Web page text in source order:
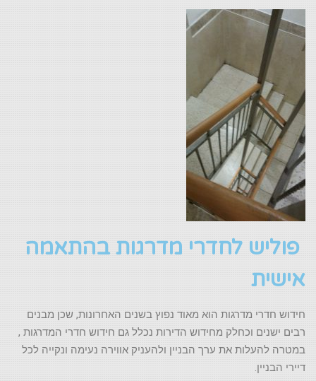
פוליש לחדרי מדרגות בהתאמה
אישית
חידוש חדרי מדרגות הוא מאוד נפוץ בשנים האחרונות, שכן מבנים
רבים ישנים וכחלק מחידוש הדירות נכלל גם חידוש חדרי המדרגות ,
במטרה להעלות את ערך הבניין ולהעניק אווירה נעימה ונקייה לכל
דיירי הבניין.